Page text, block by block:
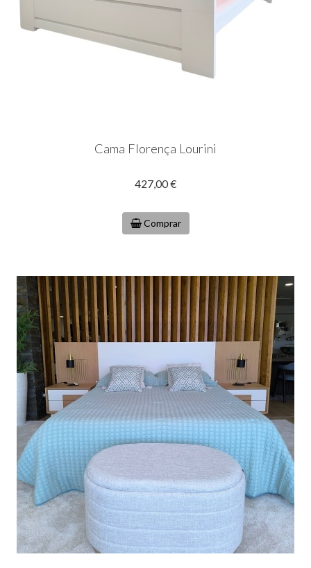
Cama Florença Lourini
427,00 €
Comprar